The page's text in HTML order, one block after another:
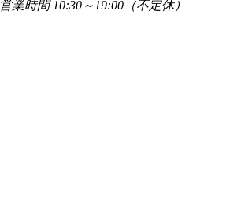
営業時間 10:30～19:00（不定休）